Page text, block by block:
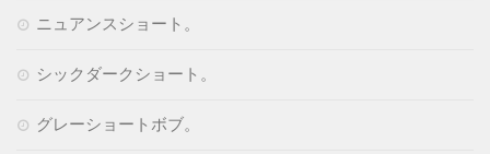
ニュアンスショート。
シックダークショート。
グレーショートボブ。